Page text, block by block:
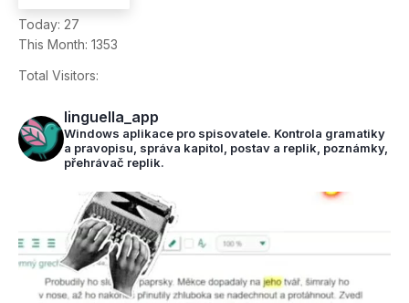
Today: 27
This Month: 1353
Total Visitors:
linguella_app
Windows aplikace pro spisovatele. Kontrola gramatiky
a pravopisu, správa kapitol, postav a replik, poznámky,
přehrávač replik.